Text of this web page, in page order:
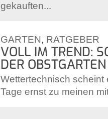
gekauften...
GARTEN, RATGEBER
VOLL IM TREND:
DER
Wettertechnisch scheint
Tage ernst zu meinen